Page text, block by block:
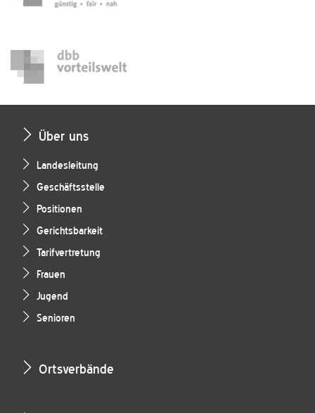
Über uns
Landesleitung
Geschäftsstelle
Positionen
Gerichtsbarkeit
Tarifvertretung
Frauen
Jugend
Senioren
Ortsverbände